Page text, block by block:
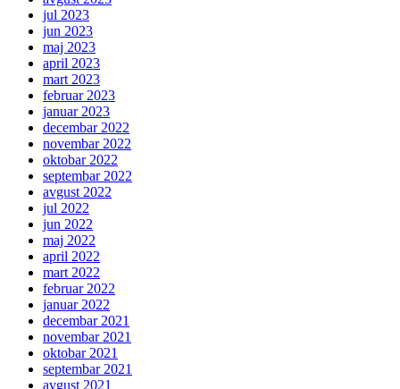
jul 2023
jun 2023
maj 2023
april 2023
mart 2023
februar 2023
januar 2023
decembar 2022
novembar 2022
oktobar 2022
septembar 2022
avgust 2022
jul 2022
jun 2022
maj 2022
april 2022
mart 2022
februar 2022
januar 2022
decembar 2021
novembar 2021
oktobar 2021
septembar 2021
avgust 2021